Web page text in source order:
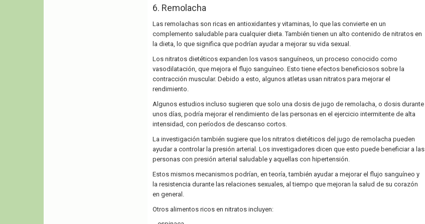
6. Remolacha
Las remolachas son ricas en antioxidantes y vitaminas, lo que las convierte en un
complemento saludable para cualquier dieta. También tienen un alto contenido de nitratos en
la dieta, lo que significa que podrían ayudar a mejorar su vida sexual.
Los nitratos dietéticos expanden los vasos sanguíneos, un proceso conocido como
vasodilatación, que mejora el flujo sanguíneo. Esto tiene efectos beneficiosos sobre la
contracción muscular. Debido a esto, algunos atletas usan nitratos para mejorar el
rendimiento.
Algunos estudios incluso sugieren que solo una dosis de jugo de remolacha, o dosis durante
unos días, podría mejorar el rendimiento de las personas en el ejercicio intermitente de alta
intensidad, con períodos de descanso cortos.
La investigación también sugiere que los nitratos dietéticos del jugo de remolacha pueden
ayudar a controlar la presión arterial. Los investigadores dicen que esto puede beneficiar a las
personas con presión arterial saludable y aquellas con hipertensión.
Estos mismos mecanismos podrían, en teoría, también ayudar a mejorar el flujo sanguíneo y
la resistencia durante las relaciones sexuales, al tiempo que mejoran la salud de su corazón
en general.
Otros alimentos ricos en nitratos incluyen: